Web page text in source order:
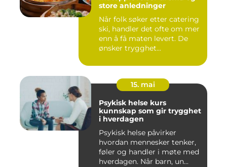
store anledninger
Når folk søker etter catering
ski, handler det ofte om mer
enn å få maten levert. De
ønsker trygghet...
15. mai
Psykisk helse kurs
kunnskap som gir trygghet
i hverdagen
Psykisk helse påvirker
hvordan mennesker tenker,
føler og handler i møte med
hverdagen. Når barn, un...